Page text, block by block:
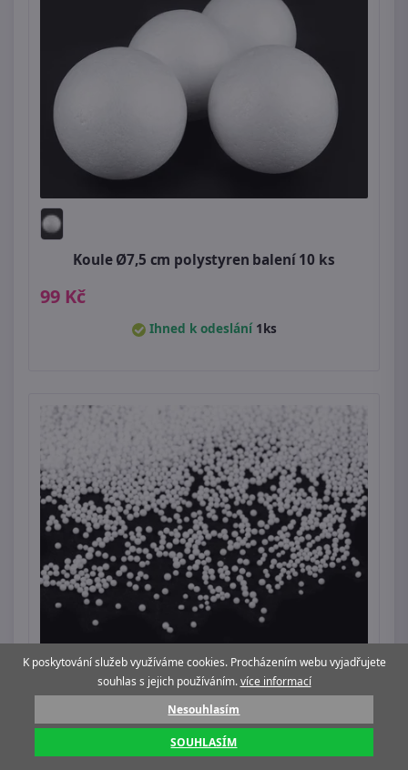
Koule Ø7,5 cm polystyren balení 10 ks
99 Kč
Ihned k odeslání 1ks
Dekorační sníh / mini kuličky - polystyren 10 g
K poskytování služeb využíváme cookies. Procházením webu vyjadřujete
souhlas s jejich používáním.více informací
Nesouhlasím
SOUHLASÍM